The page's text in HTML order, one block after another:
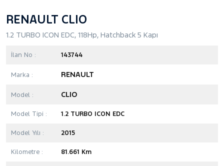
RENAULT CLIO
1.2 TURBO ICON EDC, 118Hp, Hatchback 5 Kapı
İlan No : 143744
Marka : RENAULT
Model : CLIO
Model Tipi : 1.2 TURBO ICON EDC
Model Yılı : 2015
Kilometre : 81.661 Km